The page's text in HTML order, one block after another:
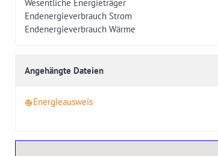
Wesentliche Energieträger
Endenergieverbrauch Strom
Endenergieverbrauch Wärme
Angehängte Dateien
Energieausweis